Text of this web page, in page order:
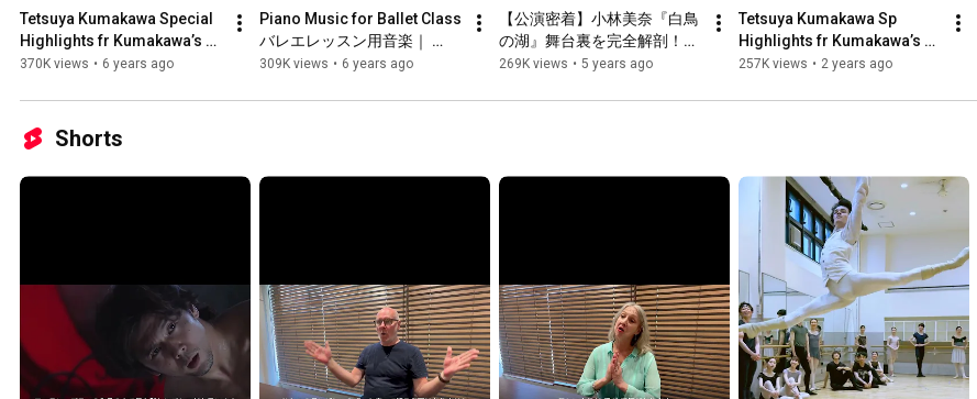
Tetsuya Kumakawa Special
Highlights fr Kumakawa’s
version of "Le Corsaire" / 熊
シャルハイライト
370K views • 6 years ago
Piano Music for Ballet Class
バレエレッスン用音楽｜
Pianists of K-BALLET
309K views • 6 years ago
【公演密着】小林美奈『白鳥
の湖』舞台裏を完全解剖！！
A Day in the life of a Ballet
Swan
269K views • 5 years ago
Tetsuya Kumakawa Sp
Highlights fr Kumakawa’s
version "Nutcracker" リハ映
み割り人形」スペシャルハイ
257K views • 2 years ago
Shorts